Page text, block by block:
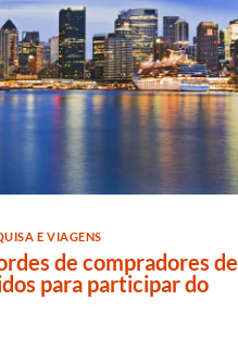
E VIAGENS
de compradores de
para participar do